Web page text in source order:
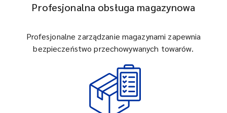
Profesjonalna obsługa magazynowa
Profesjonalne zarządzanie magazynami zapewnia
bezpieczeństwo przechowywanych towarów.